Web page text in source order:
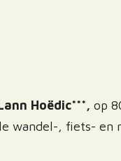
Hoëdic***, op
wandel-, fiets- en